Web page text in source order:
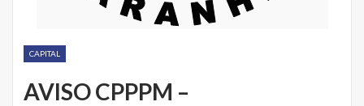
CAPITAL
AVISO CPPPM –